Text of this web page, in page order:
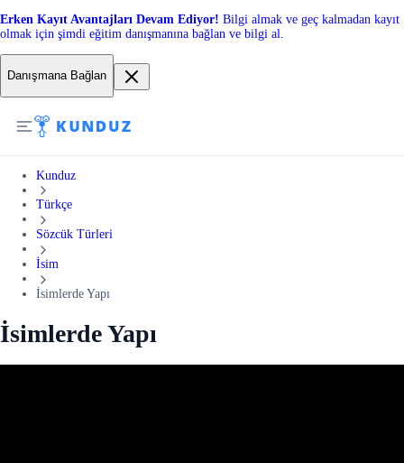
Erken Kayıt Avantajları Devam Ediyor! Bilgi almak ve geç kalmadan kayıt
olmak için şimdi eğitim danışmanına bağlan ve bilgi al.
Danışmana Bağlan
Kunduz
Türkçe
Sözcük Türleri
İsim
İsimlerde Yapı
İsimlerde Yapı